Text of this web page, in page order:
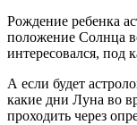
Рождение ребенка
положение Солнца
интересовался, под
А если будет
какие дни Луна во
проходить через